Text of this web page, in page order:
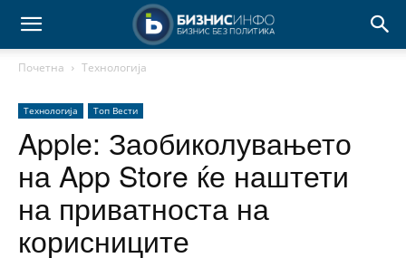
Почетна Технологија
Технологија Топ Вести
Apple: Заобиколувањето
на App Store ќе наштети
на приватноста на
корисниците